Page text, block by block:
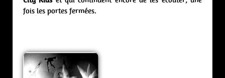
fois les portes fermées.